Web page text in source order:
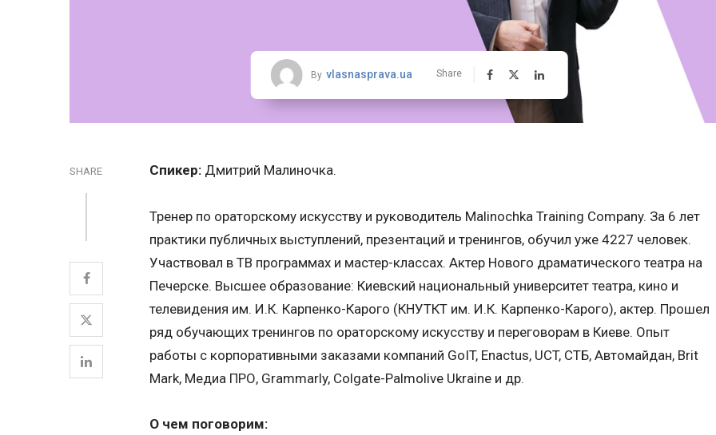
By vlasnasprava.ua Share
SHARE Спикер: Дмитрий Малиночка.
Тренер по ораторскому искусству и руководитель Malinochka Training Company. За 6 лет
практики публичных выступлений, презентаций и тренингов, обучил уже 4227 человек.
Участвовал в ТВ программах и мастер-классах. Актер Нового драматического театра на
Печерске. Высшее образование: Киевский национальный университет театра, кино и
телевидения им. И.К. Карпенко-Карого (КНУТКТ им. И.К. Карпенко-Карого), актер. Прошел
ряд обучающих тренингов по ораторскому искусству и переговорам в Киеве. Опыт
работы с корпоративными заказами компаний GoIT, Enactus, UCT, СТБ, Автомайдан, Brit
Mark, Медиа ПРО, Grammarly, Colgate-Palmolive Ukraine и др.
О чем поговорим: